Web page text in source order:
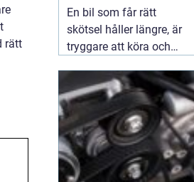
rätt
En bil som får rätt
skötsel håller längre, är
tryggare att köra och
värde. I norra Sverige,
med kalla vintrar, vägsalt
och långa avstånd, blir
bra service extra viktig.
Många som02 juli 2026